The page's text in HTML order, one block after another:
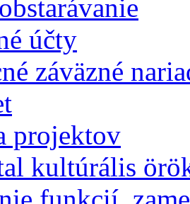
účty
záväzné
projektov
kultúrális